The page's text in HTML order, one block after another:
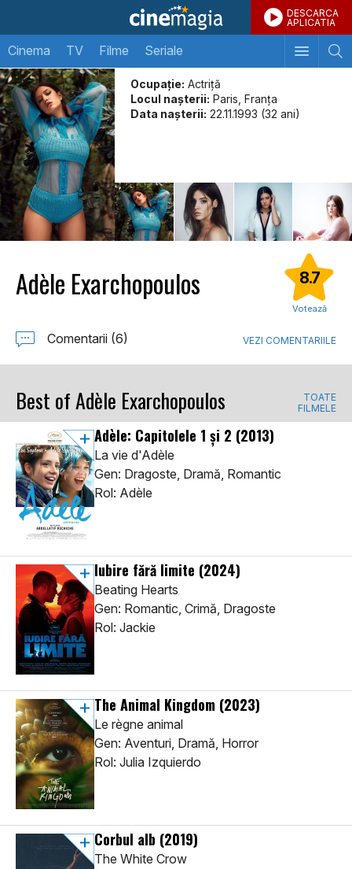
DESCARCA
APLICATIA
Cinema TV Filme Seriale
Ocupație: Actriță
Locul naşterii: Paris, Franța
Data naşterii: 22.11.1993 (32 ani)
Adèle Exarchopoulos 8.7
Votează
Comentarii (6) VEZI COMENTARIILE
Best of Adèle Exarchopoulos
TOATE
FILMELE
Adèle: Capitolele 1 și 2 (2013)
La vie d'Adèle
Gen: Dragoste, Dramă, Romantic
Rol: Adèle
Iubire fără limite (2024)
Beating Hearts
Gen: Romantic, Crimă, Dragoste
Rol: Jackie
The Animal Kingdom (2023)
Le règne animal
Gen: Aventuri, Dramă, Horror
Rol: Julia Izquierdo
Corbul alb (2019)
The White Crow